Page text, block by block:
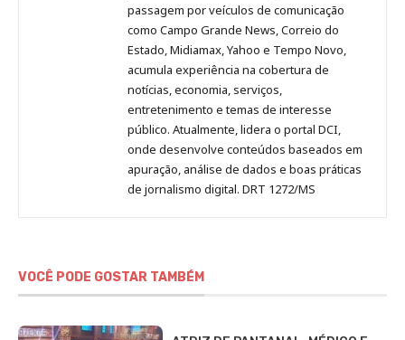
passagem por veículos de comunicação
como Campo Grande News, Correio do
Estado, Midiamax, Yahoo e Tempo Novo,
acumula experiência na cobertura de
notícias, economia, serviços,
entretenimento e temas de interesse
público. Atualmente, lidera o portal DCI,
onde desenvolve conteúdos baseados em
apuração, análise de dados e boas práticas
de jornalismo digital. DRT 1272/MS
VOCÊ PODE GOSTAR TAMBÉM